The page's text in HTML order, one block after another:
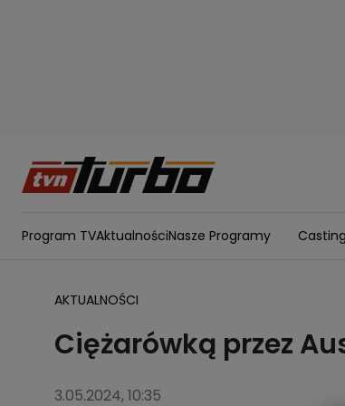
Program TVAktualnościNasze Programy
AKTUALNOŚCI
Ciężarówką przez
3.05.2024, 10:35